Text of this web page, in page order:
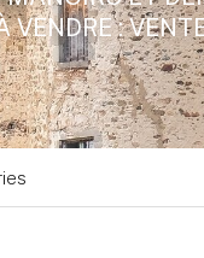
VENDRE :